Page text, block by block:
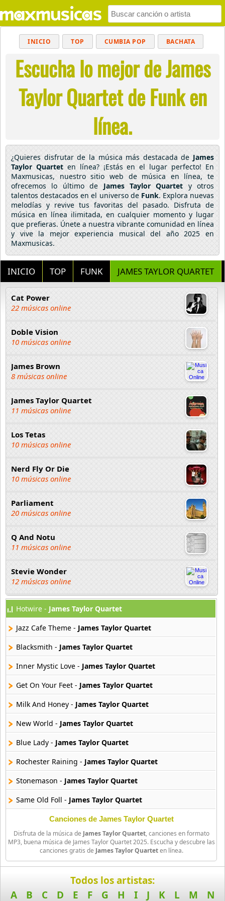
INICIO TOP CUMBIA POP BACHATA
MUSICA CRISTIANA REGGAETON
BALADAS ALTERNATIVO ELECTRÓNICA
CUMBIAS
Escucha lo mejor de James
Taylor Quartet de Funk en
línea.
¿Quieres disfrutar de la música más destacada de James
Taylor Quarteten línea? ¡Estás en el lugar perfecto! En
Maxmusicas, nuestro sitio web de música en línea, te
ofrecemos lo último de James Taylor Quartet y otros
talentos destacados en el universo de Funk. Explora nuevas
melodías y revive tus favoritas del pasado. Disfruta de
música en línea ilimitada, en cualquier momento y lugar
que prefieras. Únete a nuestra vibrante comunidad en línea
y vive la mejor experiencia musical del año 2025 en
Maxmusicas.
INICIO TOP FUNK JAMES TAYLOR QUARTET
Cat Power
22 músicas online
Doble Vision
10 músicas online
James Brown
8 músicas online
James Taylor Quartet
11 músicas online
Los Tetas
10 músicas online
Nerd Fly Or Die
10 músicas online
Parliament
20 músicas online
Q And Notu
11 músicas online
Stevie Wonder
12 músicas online
Hotwire - James Taylor Quartet
Jazz Cafe Theme - James Taylor Quartet
Blacksmith - James Taylor Quartet
Inner Mystic Love - James Taylor Quartet
Get On Your Feet - James Taylor Quartet
Milk And Honey - James Taylor Quartet
New World - James Taylor Quartet
Blue Lady - James Taylor Quartet
Rochester Raining - James Taylor Quartet
Stonemason - James Taylor Quartet
Same Old Foll - James Taylor Quartet
Canciones de James Taylor Quartet
Disfruta de la música de James Taylor Quartet, canciones en formato
MP3, buena música de James Taylor Quartet 2025. Escucha y descubre las
canciones gratis de James Taylor Quarteten línea.
Todos los artistas:
A
B C D E F G H I J K L M N